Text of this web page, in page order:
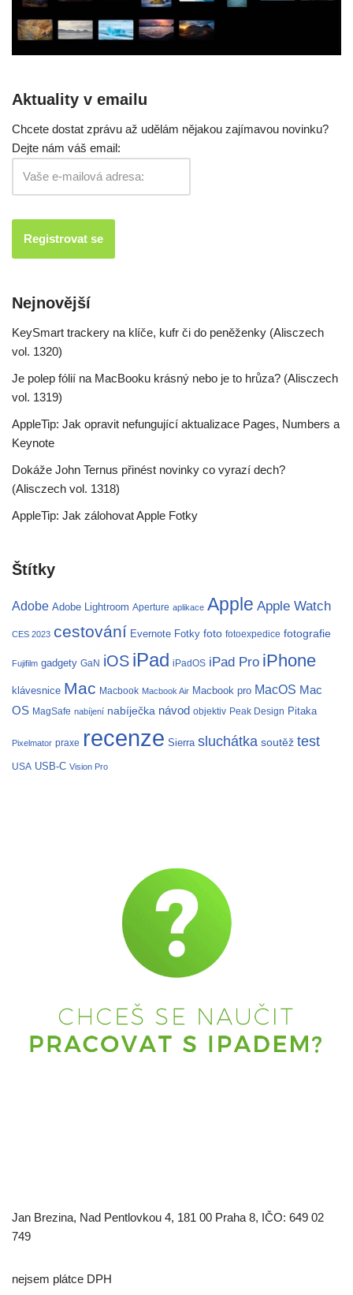
Aktuality v emailu
Chcete dostat zprávu až udělám nějakou zajímavou novinku?
Dejte nám váš email:
Nejnovější
KeySmart trackery na klíče, kufr či do peněženky (Alisczech
vol. 1320)
Je polep fólií na MacBooku krásný nebo je to hrůza? (Alisczech
vol. 1319)
AppleTip: Jak opravit nefungující aktualizace Pages, Numbers a
Keynote
Dokáže John Ternus přinést novinky co vyrazí dech?
(Alisczech vol. 1318)
AppleTip: Jak zálohovat Apple Fotky
Štítky
Adobe Adobe Lightroom Aperture aplikace Apple Apple Watch
CES 2023 cestování Evernote Fotky foto fotoexpedice fotografie
Fujifilm gadgety GaN iOS iPad iPadOS iPad Pro iPhone
klávesnice Mac Macbook Macbook Air Macbook pro MacOS Mac
OS MagSafe nabíjení nabíječka návod objektiv Peak Design Pitaka
Pixelmator praxe recenze Sierra sluchátka soutěž test
USA USB-C Vision Pro
Jan Brezina, Nad Pentlovkou 4, 181 00 Praha 8, IČO: 649 02
749
nejsem plátce DPH